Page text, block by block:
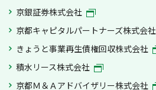
京銀証券株式会社
京都キャピタルパートナーズ株式会社
きょうと事業再生債権回収株式会社
積水リース株式会社
京都Ｍ＆Ａアドバイザリー株式会社